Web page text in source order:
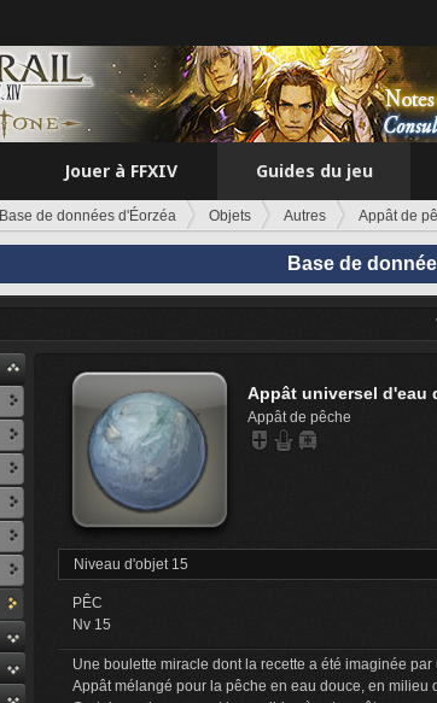
Jouer à FFXIV Guides du jeu
Base de données d'Éorzéa Objets Autres Appât de
Base de
Appât universel d'eau
Appât de pêche
Niveau d'objet 15
PÊC
Nv 15
Une boulette miracle dont la recette a été imaginée par
Appât mélangé pour la pêche en eau douce, en milieu